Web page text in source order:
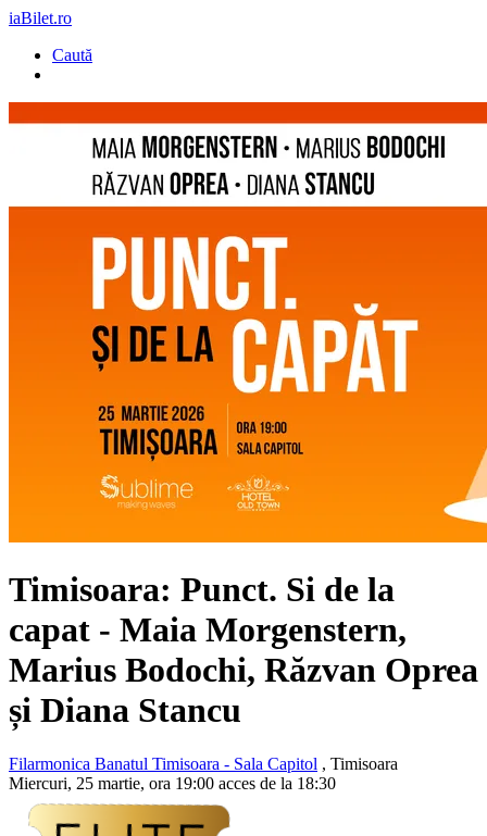
iaBilet.ro
Caută
Timisoara: Punct. Si de la
capat - Maia Morgenstern,
Marius Bodochi, Răzvan Oprea
și Diana Stancu
Filarmonica Banatul Timisoara - Sala Capitol , Timisoara
Miercuri, 25 martie, ora 19:00 acces de la 18:30